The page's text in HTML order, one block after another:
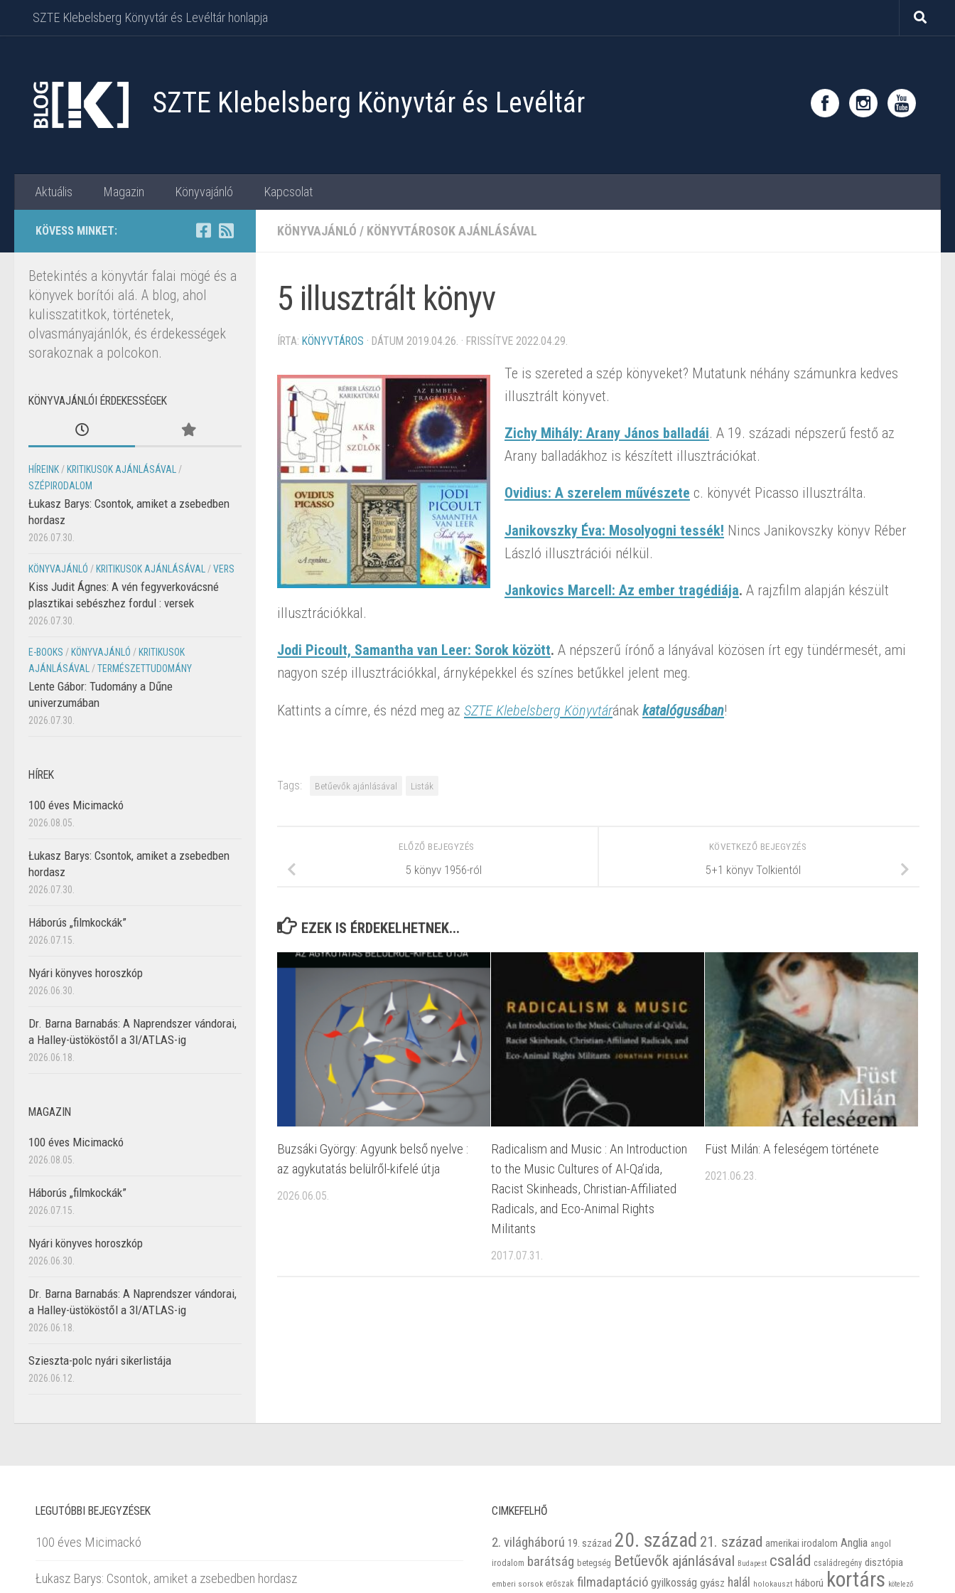
Skip to content
SZTE Klebelsberg Könyvtár és Levéltár honlapja
SZTE Klebelsberg Könyvtár és Levéltár
Aktuális Magazin Könyvajánló Kapcsolat
KÖNYVAJÁNLÓ / KÖNYVTÁROSOK AJÁNLÁSÁVAL
5 illusztrált könyv
ÍRTA: KÖNYVTÁROS · DÁTUM 2019.04.26. · FRISSÍTVE 2022.04.29.
Te is szereted a szép könyveket? Mutatunk néhány számunkra kedves
illusztrált könyvet.
Zichy Mihály: Arany János balladái. A 19. századi népszerű festő az
Arany balladákhoz is készített illusztrációkat.
Ovidius: A szerelem művészete c. könyvét Picasso illusztrálta.
Janikovszky Éva: Mosolyogni tessék! Nincs Janikovszky könyv Réber
László illusztrációi nélkül.
Jankovics Marcell: Az ember tragédiája. A rajzfilm alapján készült
illusztrációkkal.
Jodi Picoult, Samantha van Leer: Sorok között. A népszerű írónő a lányával közösen írt egy tündérmesét, ami
nagyon szép illusztrációkkal, árnyképekkel és színes betűkkel jelent meg.
Kattints a címre, és nézd meg az SZTE Klebelsberg Könyvtárának katalógusában!
Tags: Betűevők ajánlásával Listák
KÖVETKEZŐ BEJEGYZÉS
5+1 könyv Tolkientól
ELŐZŐ BEJEGYZÉS
5 könyv 1956-ról
EZEK IS ÉRDEKELHETNEK...
Buzsáki György: Agyunk belső nyelve :
az agykutatás belülről-kifelé útja
2026.06.05.
Radicalism and Music : An Introduction
to the Music Cultures of Al-Qa’ida,
Racist Skinheads, Christian-Affiliated
Radicals, and Eco-Animal Rights
Militants
2017.07.31.
Füst Milán: A feleségem története
2021.06.23.
KÖVESS MINKET:
Betekintés a könyvtár falai mögé és a
könyvek borítói alá. A blog, ahol
kulisszatitkok, történetek,
olvasmányajánlók, és érdekességek
sorakoznak a polcokon.
KÖNYVAJÁNLÓI ÉRDEKESSÉGEK
HÍREINK / KRITIKUSOK AJÁNLÁSÁVAL
/
SZÉPIRODALOM
Łukasz Barys: Csontok, amiket a zsebedben
hordasz
2026.07.30.
KÖNYVAJÁNLÓ / KRITIKUSOK AJÁNLÁSÁVAL /VERS
Kiss Judit Ágnes: A vén fegyverkovácsné
plasztikai sebészhez fordul : versek
2026.07.30.
E-BOOKS / KÖNYVAJÁNLÓ / KRITIKUSOK
AJÁNLÁSÁVAL
/TERMÉSZETTUDOMÁNY
Lente Gábor: Tudomány a Dűne
univerzumában
2026.07.30.
HÍREK
100 éves Micimackó
2026.08.05.
Łukasz Barys: Csontok, amiket a zsebedben
hordasz
2026.07.30.
Háborús „filmkockák”
2026.07.15.
Nyári könyves horoszkóp
2026.06.30.
Dr. Barna Barnabás: A Naprendszer vándorai,
a Halley-üstököstől a 3I/ATLAS-ig
2026.06.18.
MAGAZIN
100 éves Micimackó
2026.08.05.
Háborús „filmkockák”
2026.07.15.
Nyári könyves horoszkóp
2026.06.30.
Dr. Barna Barnabás: A Naprendszer vándorai,
a Halley-üstököstől a 3I/ATLAS-ig
2026.06.18.
Szieszta-polc nyári sikerlistája
2026.06.12.
LEGUTÓBBI BEJEGYZÉSEK
100 éves Micimackó
Łukasz Barys: Csontok, amiket a zsebedben hordasz
CIMKEFELHŐ
2. világháború 19. század 20. század 21. század amerikai irodalom Anglia angol
irodalom barátság betegség Betűevők ajánlásával Budapest család családregény disztópia
emberi sorsok erőszak filmadaptáció gyilkosság gyász halál holokauszt háború kortárs kötelező